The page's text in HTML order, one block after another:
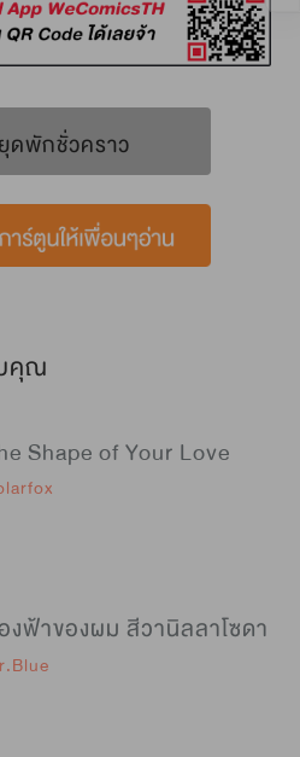
ดพักชั่วคราว
คุณ
Shape of Your Love
งฟ้าของผม สีวานิลลาโซดา